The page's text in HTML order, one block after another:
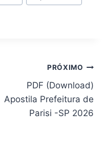
PRÓXIMO
PDF (Download)
Apostila Prefeitura de
Parisi -SP 2026